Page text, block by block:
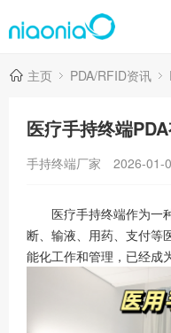
主页 PDA/RFID资讯
医疗手持终端
手持终端厂家 2026-01-
医疗手持终端作为一
断、输液、用药、支付等
能化工作和管理，已经成